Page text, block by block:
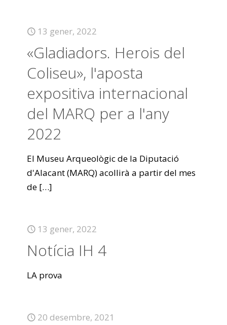
13 gener, 2022
«Gladiadors. Herois del
Coliseu», l'aposta
expositiva internacional
del MARQ per a l'any
2022
El Museu Arqueològic de la Diputació
d'Alacant (MARQ) acollirà a partir del mes
de […]
13 gener, 2022
Notícia IH 4
LA prova
20 desembre, 2021